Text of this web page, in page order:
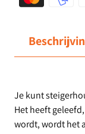
Je kunt
Het heeft
wordt, wordt het